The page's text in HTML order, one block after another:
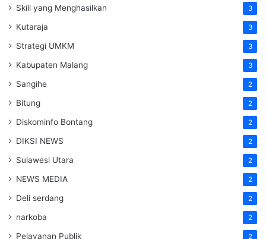
Skill yang Menghasilkan 3
Kutaraja 3
Strategi UMKM 3
Kabupaten Malang 3
Sangihe 2
Bitung 2
Diskominfo Bontang 2
DIKSI NEWS 2
Sulawesi Utara 2
NEWS MEDIA 2
Deli serdang 2
narkoba 2
Pelayanan Publik 2